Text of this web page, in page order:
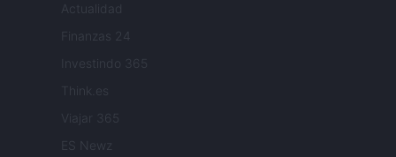
Actualidad
Finanzas 24
Investindo 365
Think.es
Viajar 365
ES Newz